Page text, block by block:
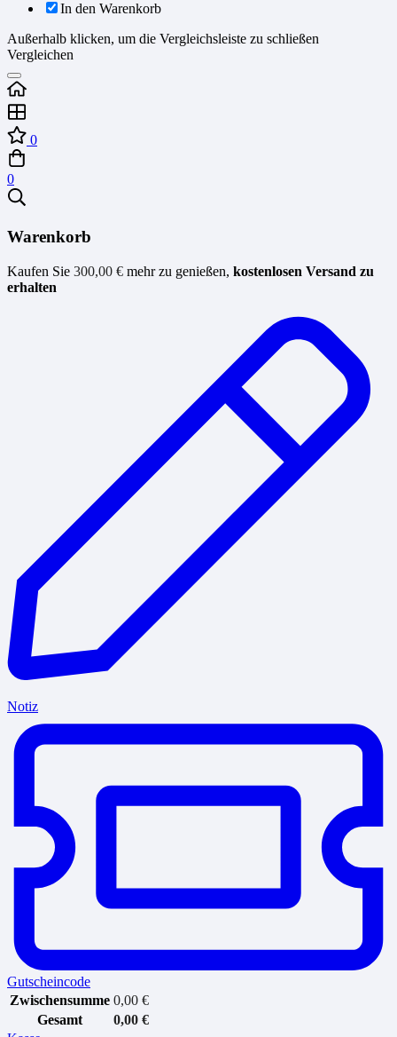
In den Warenkorb
Außerhalb klicken, um die Vergleichsleiste zu schließen
Vergleichen
0
0
Warenkorb
Kaufen Sie 300,00 € mehr zu genießen, kostenlosen Versand zu
erhalten
Notiz
Gutscheincode
Zwischensumme 0,00 €
Gesamt
0,00 €